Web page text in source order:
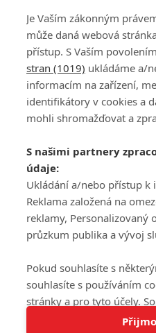
Tato stránka používá
DISKUZE
Šéfredaktorkou webu jePetr
Máte-li zájem o inzerci na
Ochrana osobních údajů|Zásady
Upravit
© 2016 – 2026
Je Vaším zákonným
může daná webová
přístup. S Vaším
stran (1019) ukládáme a/
informacím na zařízení,
identifikátory v cookies a
mohli shromažďovat a
S našimi partnery
údaje:
Ukládání a/nebo přístup k
Reklama založená na
reklamy, Personalizovaný
průzkum publika a vývoj
Pokud souhlasíte s
souhlasíte s používáním
stránky a pro tyto účely.
odmítnout, ale v takovém